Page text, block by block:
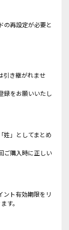
の再設定が必要と
引き継がれませ
録をお願いいたし
姓」としてまとめ
ご購入時に正しい
ント有効期限をリ
す。